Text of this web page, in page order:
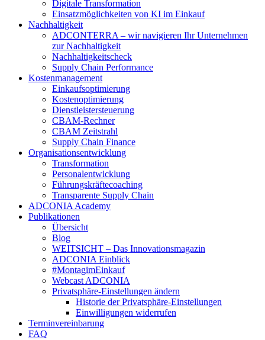
Digitale Transformation
Einsatzmöglichkeiten von KI im Einkauf
Nachhaltigkeit
ADCONTERRA – wir navigieren Ihr Unternehmen
zur Nachhaltigkeit
Nachhaltigkeitscheck
Supply Chain Performance
Kostenmanagement
Einkaufsoptimierung
Kostenoptimierung
Dienstleistersteuerung
CBAM-Rechner
CBAM Zeitstrahl
Supply Chain Finance
Organisationsentwicklung
Transformation
Personalentwicklung
Führungskräftecoaching
Transparente Supply Chain
ADCONIA Academy
Publikationen
Übersicht
Blog
WEITSICHT – Das Innovationsmagazin
ADCONIA Einblick
#MontagimEinkauf
Webcast ADCONIA
Privatsphäre-Einstellungen ändern
Historie der Privatsphäre-Einstellungen
Einwilligungen widerrufen
Terminvereinbarung
FAQ